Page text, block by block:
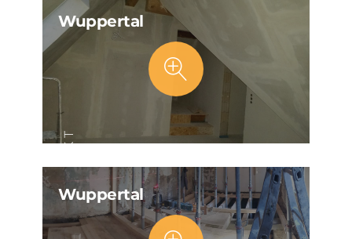
Wuppertal
PROJEKT
Wuppertal